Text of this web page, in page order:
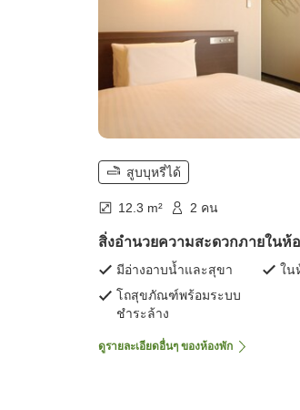
สูบบุหรี่ได้
12.3 m² 2 คน
สิ่งอำนวยความสะดวกภายในห้
มีอ่างอาบน้ำและสุขา
ใน
โถสุขภัณฑ์พร้อมระบบ
ชำระล้าง
ดูรายละเอียดอื่นๆ ของห้องพัก